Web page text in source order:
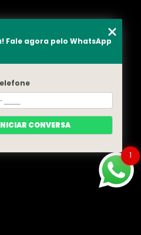
1
Fale agora pelo WhatsApp
CONVERSA